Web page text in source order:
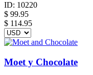
ID: 10220
$ 99.95
$ 114.95
Moet y Chocolate